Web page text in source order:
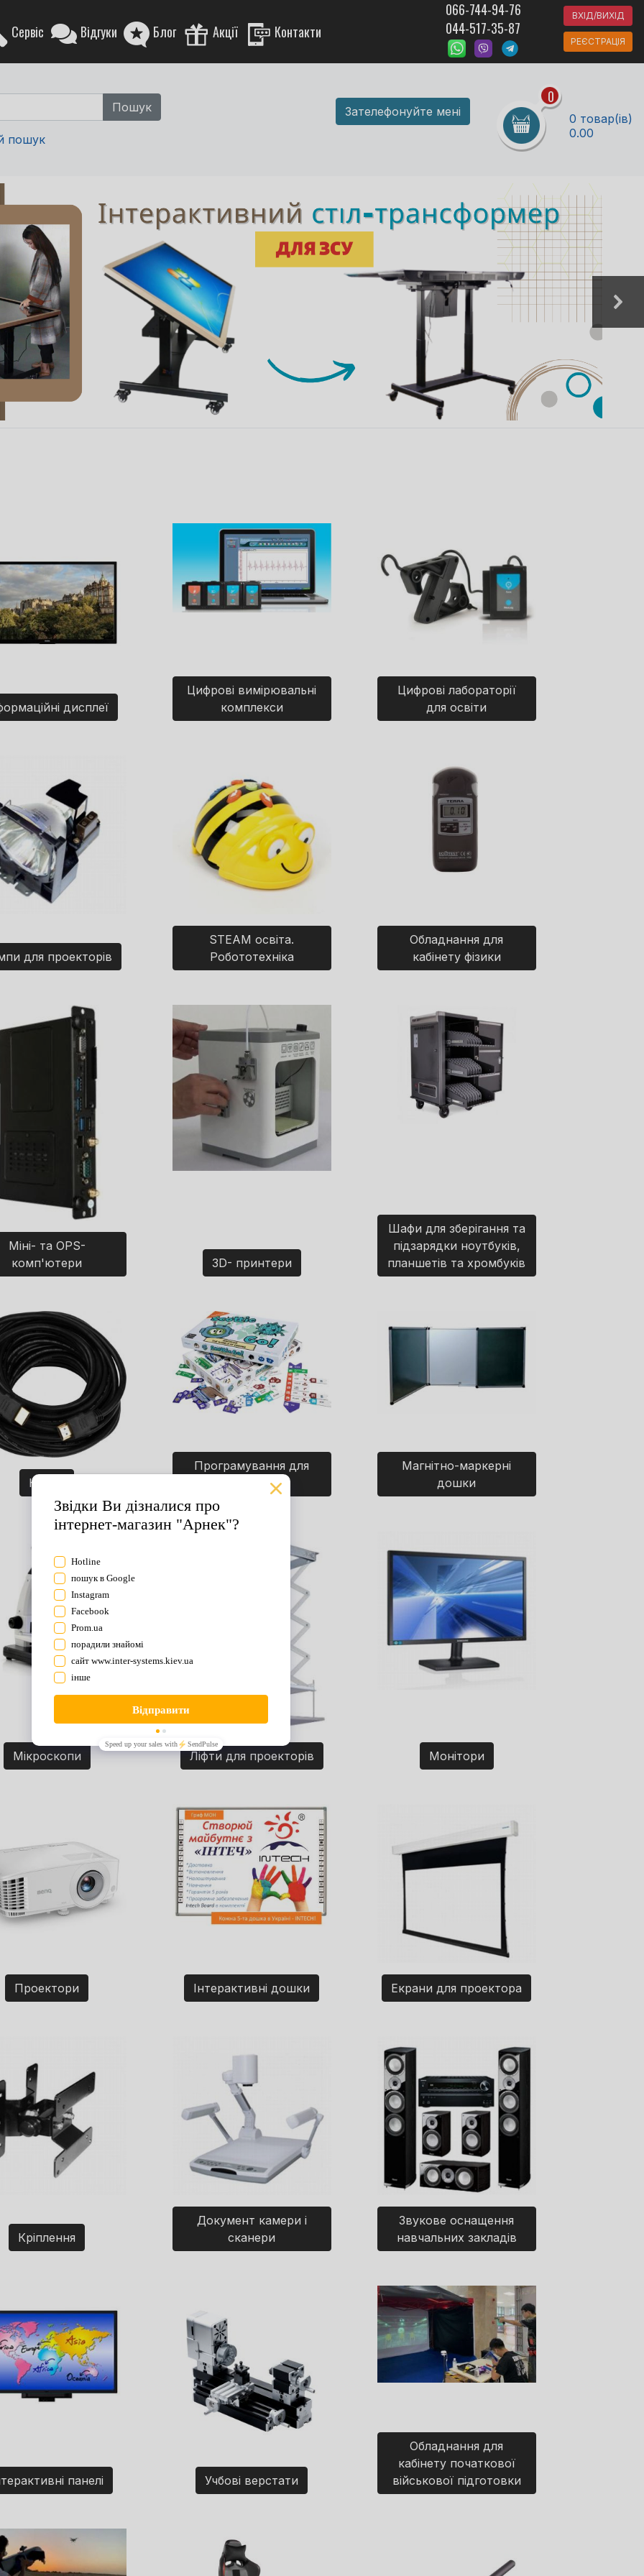
Сервіс Відгуки Блог Акції Контакти
066-744-94-76
044-517-35-87
ВХІД/ВИХІД
РЕЄСТРАЦІЯ
пошук
Зателефонуйте мені
0
0 товар(ів)
0.00
дисплеї
Цифрові вимірювальні
комплекси
Цифрові лабораторії
для освіти
для проекторів
STEAM освіта.
Робототехніка
Обладнання для
кабінету фізики
Міні- та OPS-
комп'ютери
3D- принтери
Шафи для зберігання та
підзарядки ноутбуків,
планшетів та хромбуків
Кабелі
Програмування для
дітей. Ігри.
Магнітно-маркерні
дошки
Мікроскопи Ліфти для проекторів Монітори
Проектори Інтерактивні дошки Екрани для проектора
Кріплення
Документ камери і
сканери
Звукове оснащення
навчальних закладів
панелі Учбові верстати
Обладнання для
кабінету початкової
військової підготовки